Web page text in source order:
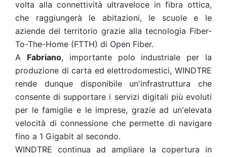
volta alla connettività ultraveloce in fibra ottica,
che raggiungerà le abitazioni, le scuole e le
aziende del territorio grazie alla tecnologia Fiber-
To-The-Home (FTTH) di Open Fiber.
A Fabriano, importante polo industriale per la
produzione di carta ed elettrodomestici, WINDTRE
rende dunque disponibile un'infrastruttura che
consente di supportare i servizi digitali più evoluti
per le famiglie e le imprese, grazie ad un'elevata
velocità di connessione che permette di navigare
fino a 1 Gigabit al secondo.
WINDTRE continua ad ampliare la copertura in